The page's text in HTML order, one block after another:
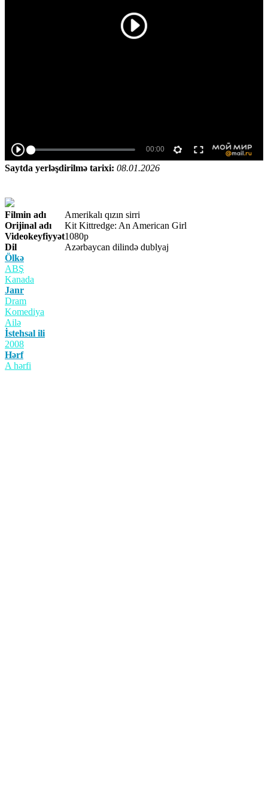
Saytda yerləşdirilmə tarixi: 08.01.2026
Filmin adı
Amerikalı qızın sirri
Orijinal adı
Kit Kittredge: An American Girl
Videokeyfiyyət1080p
Dil
Azərbaycan dilində dublyaj
Ölkə
ABŞ
Kanada
Janr
Dram
Komediya
Ailə
İstehsal ili
2008
Hərf
A hərfi